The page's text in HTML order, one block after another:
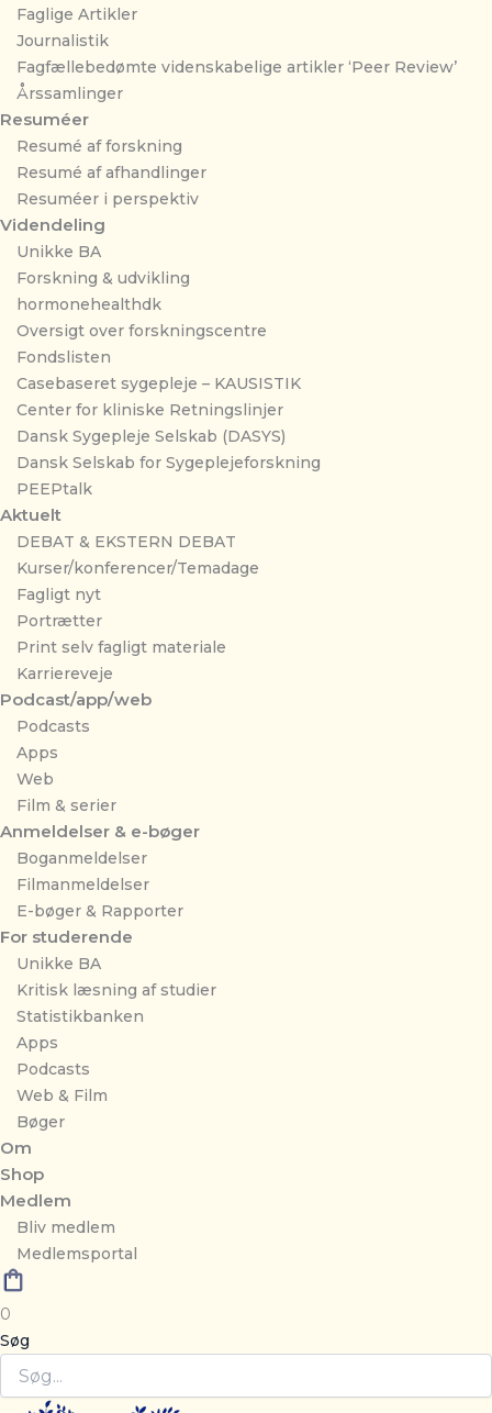
Faglige Artikler
Journalistik
Fagfællebedømte videnskabelige artikler ‘Peer Review’
Årssamlinger
Resuméer
Resumé af forskning
Resumé af afhandlinger
Resuméer i perspektiv
Videndeling
Unikke BA
Forskning & udvikling
hormonehealthdk
Oversigt over forskningscentre
Fondslisten
Casebaseret sygepleje – KAUSISTIK
Center for kliniske Retningslinjer
Dansk Sygepleje Selskab (DASYS)
Dansk Selskab for Sygeplejeforskning
PEEPtalk
Aktuelt
DEBAT & EKSTERN DEBAT
Kurser/konferencer/Temadage
Fagligt nyt
Portrætter
Print selv fagligt materiale
Karriereveje
Podcast/app/web
Podcasts
Apps
Web
Film & serier
Anmeldelser & e-bøger
Boganmeldelser
Filmanmeldelser
E-bøger & Rapporter
For studerende
Unikke BA
Kritisk læsning af studier
Statistikbanken
Apps
Podcasts
Web & Film
Bøger
Om
Shop
Medlem
Bliv medlem
Medlemsportal
0
Søg